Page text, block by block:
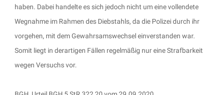
haben. Dabei handelte es sich jedoch nicht um eine vollendete
Wegnahme im Rahmen des Diebstahls, da die Polizei durch ihr
vorgehen, mit dem Gewahrsamswechsel einverstanden war.
Somit liegt in derartigen Fällen regelmäßig nur eine Strafbarkeit
wegen Versuchs vor.